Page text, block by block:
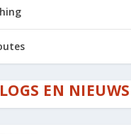
EN NIEUWS